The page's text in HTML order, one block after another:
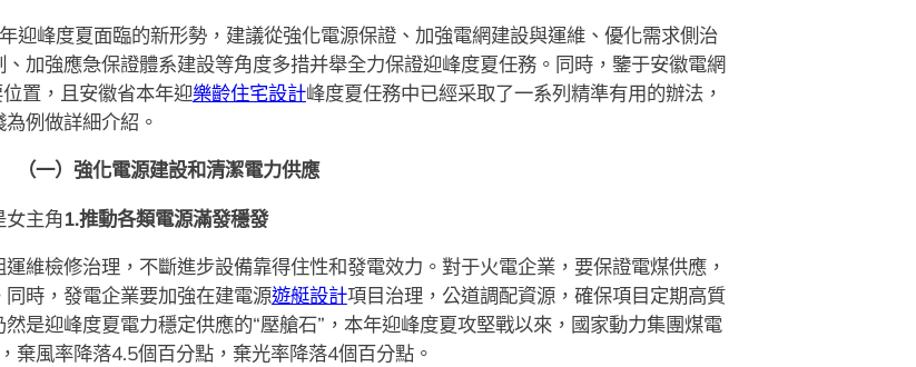
迎峰度夏面臨的新形勢，建議從強化電源保證、加強電網建設與運維、優化需求側治
加強應急保證體系建設等角度多措并舉全力保證迎峰度夏任務。同時，鑒于安徽電網
置，且安徽省本年迎樂齡住宅設計峰度夏任務中已經采取了一系列精準有用的辦法，
例做詳細介紹。
（一）強化電源建設和清潔電力供應
主角1.推動各類電源滿發穩發
維檢修治理，不斷進步設備靠得住性和發電效力。對于火電企業，要保證電煤供應，
時，發電企業要加強在建電源遊艇設計項目治理，公道調配資源，確保項目定期高質
是迎峰度夏電力穩定供應的“壓艙石”，本年迎峰度夏攻堅戰以來，國家動力集團煤電
風率降落4.5個百分點，棄光率降落4個百分點。